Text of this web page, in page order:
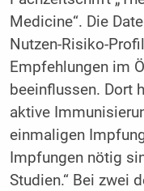
Medicine“. Die
Nutzen-Risiko-
Empfehlungen im
beeinflussen. Dort
aktive
einmaligen
Impfungen nötig
Studien.“ Bei zwei